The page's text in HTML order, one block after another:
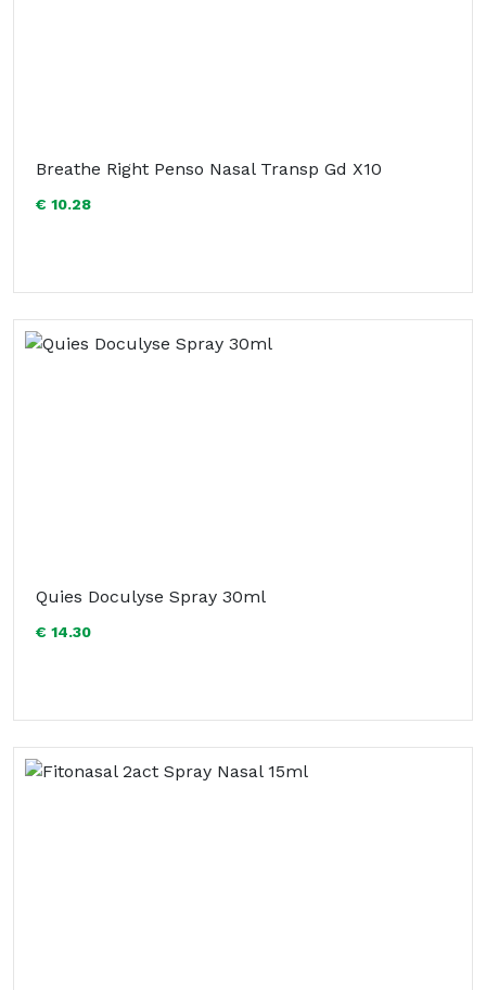
Breathe Right Penso Nasal Transp Gd X10
€ 10.28
Quies Doculyse Spray 30ml
€ 14.30